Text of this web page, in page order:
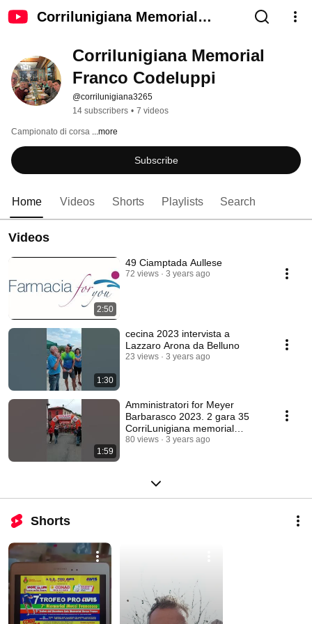
Corrilunigiana Memorial
Corrilunigiana Memorial
Franco Codeluppi
@corrilunigiana3265
14 subscribers • 7 videos
Campionato di corsa ...more
Subscribe
Home Videos Shorts Playlists Search
Videos
2:50
49 Ciamptada Aullese
72 views 3 years ago
1:30
cecina 2023 intervista a
Lazzaro Arona da Belluno
23 views 3 years ago
1:59
Amministratori for Meyer
Barbarasco 2023. 2 gara 35
CorriLunigiana memorial
Franco Codeluppi
80 views 3 years ago
Shorts